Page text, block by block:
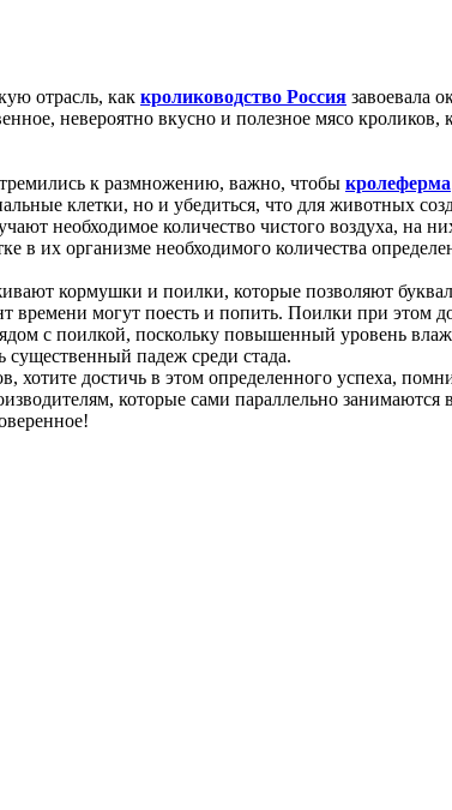
отрасль, как кролиководство Россия завоевала
невероятно вкусно и полезное мясо кроликов,
к размножению, важно, чтобы кролеферма
клетки, но и убедиться, что для животных
необходимое количество чистого воздуха, на
в их организме необходимого количества
кормушки и поилки, которые позволяют
могут поесть и попить. Поилки при этом
с поилкой, поскольку повышенный уровень
падеж среди стада.
хотите достичь в этом определенного успеха,
которые сами параллельно